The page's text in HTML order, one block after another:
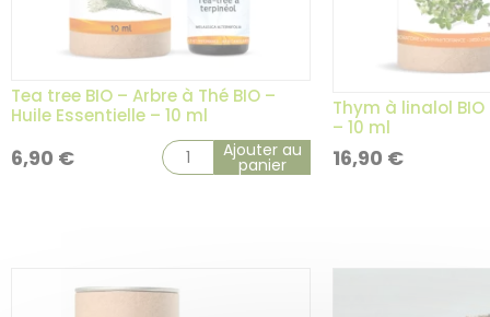
Tea tree BIO – Arbre à Thé BIO –
Huile Essentielle – 10 ml
6,90 € Ajouter au
panier
Thym à linalol
– 10 ml
16,90 €